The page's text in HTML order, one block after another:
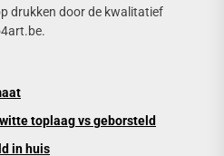
drukken door de kwalitatief
toplaag vs geborsteld
in huis